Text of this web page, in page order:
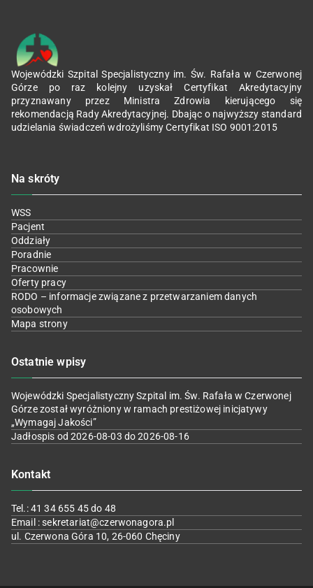
Wojewódzki Szpital Specjalistyczny im. Św. Rafała w Czerwonej
Górze po raz kolejny uzyskał Certyfikat Akredytacyjny
przyznawany przez Ministra Zdrowia kierującego się
rekomendacją Rady Akredytacyjnej. Dbając o najwyższy standard
udzielania świadczeń wdrożyliśmy Certyfikat ISO 9001:2015
Na skróty
WSS
Pacjent
Oddziały
Poradnie
Pracownie
Oferty pracy
RODO – informacje związane z przetwarzaniem danych
osobowych
Mapa strony
Ostatnie wpisy
Wojewódzki Specjalistyczny Szpital im. Św. Rafała w Czerwonej
Górze został wyróżniony w ramach prestiżowej inicjatywy
„Wymagaj Jakości”
Jadłospis od 2026-08-03 do 2026-08-16
Kontakt
Tel.: 41 34 655 45 do 48
Email : sekretariat@czerwonagora.pl
ul. Czerwona Góra 10, 26-060 Chęciny